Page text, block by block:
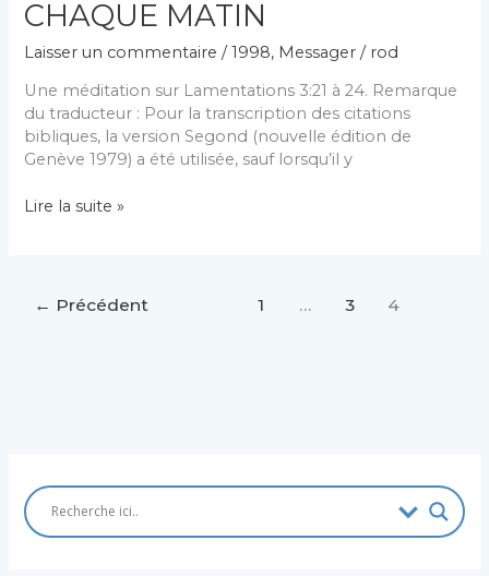
de
l’existence
Dieu »
CHAQUE MATIN
Laisser un commentaire /1998, Messager / rod
Une méditation sur Lamentations 3:21 à 24. Remarque
du traducteur : Pour la transcription des citations
bibliques, la version Segond (nouvelle édition de
Genève 1979) a été utilisée, sauf lorsqu’il y
COMPASSIONS
Lire la suite »
← Précédent 1 … 3 4